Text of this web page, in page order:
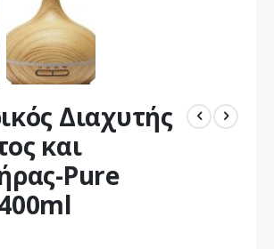
Διαχυτής
και
Pure